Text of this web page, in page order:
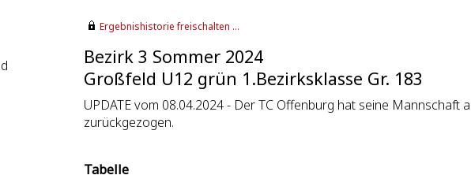
Ergebnishistorie freischalten ...
Bezirk 3 Sommer 2024
Großfeld U12 grün 1.Bezirksklasse Gr. 183
UPDATE vom 08.04.2024 - Der TC Offenburg hat seine Mannschaft
zurückgezogen.
Tabelle